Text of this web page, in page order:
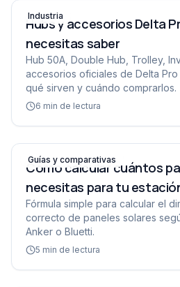
Hubs y accesorios Delta Pro
Industria
Hubs y accesorios Delta
necesitas saber
Hub 50A, Double Hub, Trolley,
accesorios oficiales de Delta
qué sirven y cuándo comprarlos.
6 min de lectura
Cómo calcular cuántos
Guías y comparativas
Cómo calcular cuántos
necesitas para tu
Fórmula simple para calcular el
correcto de paneles solares
Anker o Bluetti.
5 min de lectura